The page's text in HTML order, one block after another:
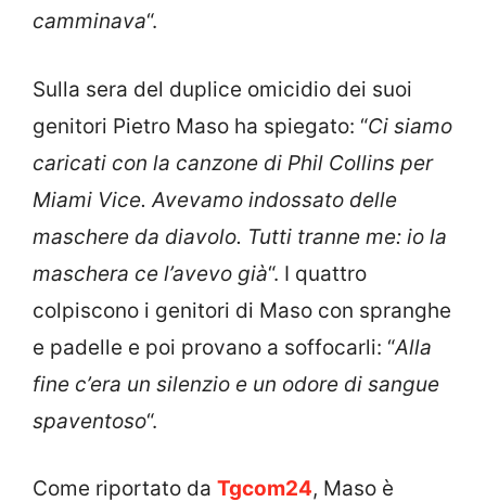
camminava“.
Sulla sera del duplice omicidio dei suoi
genitori Pietro Maso ha spiegato: “Ci siamo
caricati con la canzone di Phil Collins per
Miami Vice. Avevamo indossato delle
maschere da diavolo. Tutti tranne me: io la
maschera ce l’avevo già“. I quattro
colpiscono i genitori di Maso con spranghe
e padelle e poi provano a soffocarli: “Alla
fine c’era un silenzio e un odore di sangue
spaventoso“.
Come riportato da Tgcom24, Maso è